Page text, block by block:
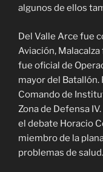
algunos de ellos
Del Valle Arce fue
Aviación,
fue oficial de
mayor del Batallón.
Comando de
Zona de Defensa
el debate Horacio
miembro de la
problemas de salud.